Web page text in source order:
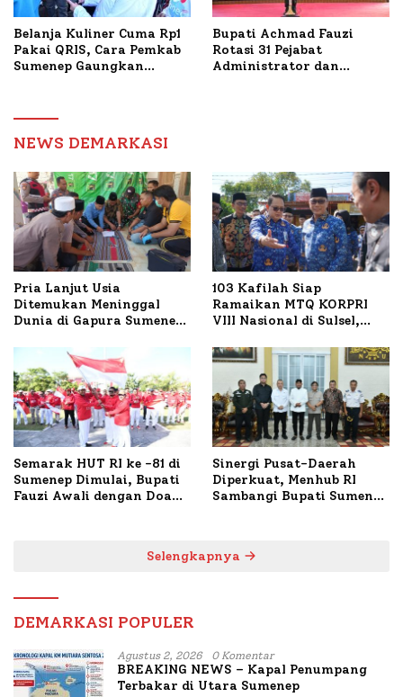
Belanja Kuliner Cuma Rp1
Pakai QRIS, Cara Pemkab
Sumenep Gaungkan
Bupati Achmad Fauzi
Rotasi 31 Pejabat
Administrator dan
NEWS DEMARKASI
Pria Lanjut Usia
Ditemukan Meninggal
Dunia di Gapura Sumenep,
103 Kafilah Siap
Ramaikan MTQ KORPRI
VIII Nasional di Sulsel,
Semarak HUT RI ke -81 di
Sumenep Dimulai, Bupati
Fauzi Awali dengan Doa
Sinergi Pusat-Daerah
Diperkuat, Menhub RI
Sambangi Bupati Sumenep
Selengkapnya
DEMARKASI POPULER
Agustus 2, 2026 0 Komentar
BREAKING NEWS – Kapal Penumpang
Terbakar di Utara Sumenep